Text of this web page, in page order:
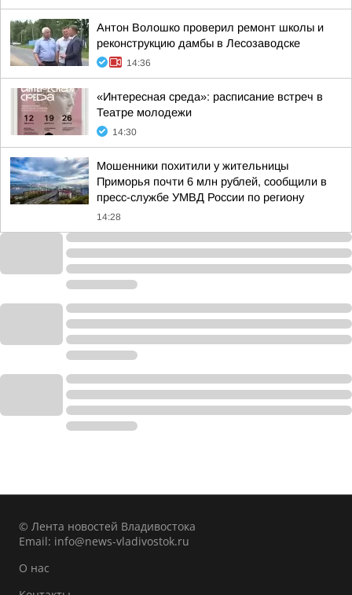
Антон Волошко проверил ремонт школы и
реконструкцию дамбы в Лесозаводске
14:36
«Интересная среда»: расписание встреч в
Театре молодежи
14:30
Мошенники похитили у жительницы
Приморья почти 6 млн рублей, сообщили в
пресс-службе УМВД России по региону
14:28
© Лента новостей Владивостока
Email: info@news-vladivostok.ru
О нас